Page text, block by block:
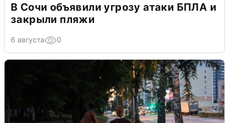
В Сочи объявили угрозу атаки БПЛА и
закрыли пляжи
6 августа 0